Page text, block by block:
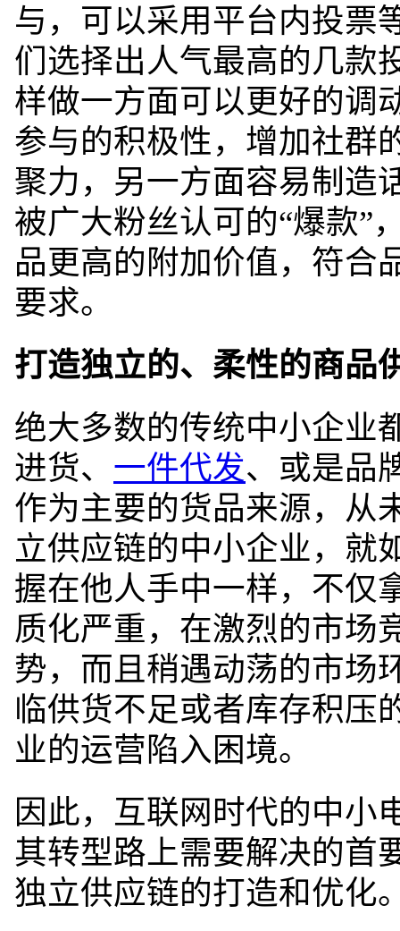
与，可以采用平台内投票
们选择出人气最高的几款
样做一方面可以更好的调
参与的积极性，增加社群
聚力，另一方面容易制造
被广大粉丝认可的“爆款”
品更高的附加价值，符合
要求。
打造独立的、柔性的商品
绝大多数的传统中小企业
进货、 一件代发、或是品
作为主要的货品来源，从
立供应链的中小企业，就
握在他人手中一样，不仅
质化严重，在激烈的市场
势，而且稍遇动荡的市场
临供货不足或者库存积压
业的运营陷入困境。
因此，互联网时代的中小
其转型路上需要解决的首
独立供应链的打造和优化